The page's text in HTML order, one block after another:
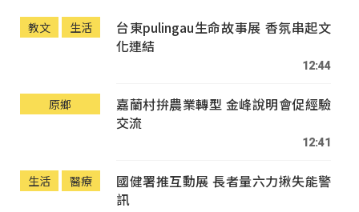
教文 生活
台東pulingau生命故事展 香氛串起文
化連結
12:44
原鄉
嘉蘭村拚農業轉型 金峰說明會促經驗
交流
12:41
生活 醫療
國健署推互動展 長者量六力揪失能警
訊